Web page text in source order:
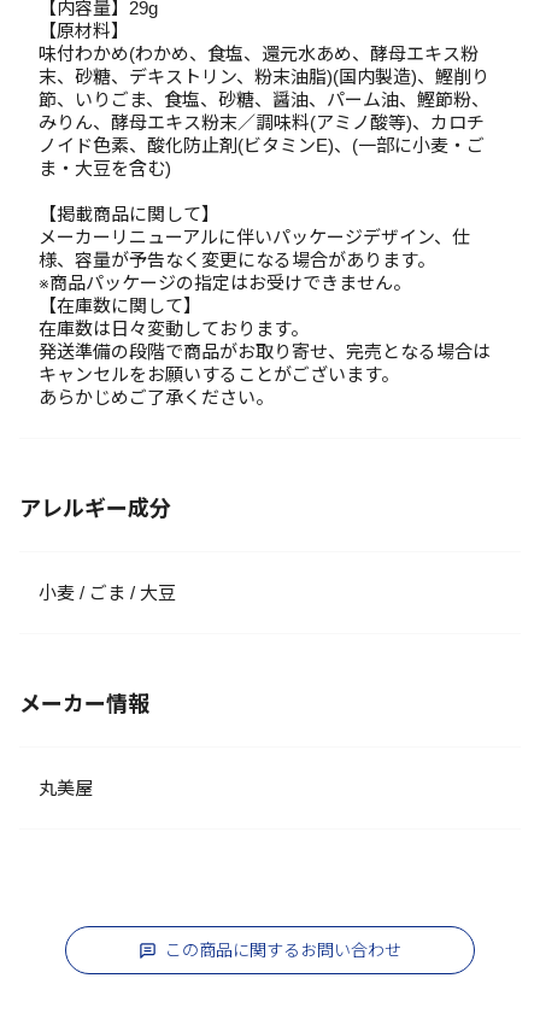
【内容量】29g
【原材料】
味付わかめ(わかめ、食塩、還元水あめ、酵母エキス粉
末、砂糖、デキストリン、粉末油脂)(国内製造)、鰹削り
節、いりごま、食塩、砂糖、醤油、パーム油、鰹節粉、
みりん、酵母エキス粉末／調味料(アミノ酸等)、カロチ
ノイド色素、酸化防止剤(ビタミンE)、(一部に小麦・ご
ま・大豆を含む)
【掲載商品に関して】
メーカーリニューアルに伴いパッケージデザイン、仕
様、容量が予告なく変更になる場合があります。
※商品パッケージの指定はお受けできません。
【在庫数に関して】
在庫数は日々変動しております。
発送準備の段階で商品がお取り寄せ、完売となる場合は
キャンセルをお願いすることがございます。
あらかじめご了承ください。
アレルギー成分
小麦 / ごま / 大豆
メーカー情報
丸美屋
この商品に関するお問い合わせ